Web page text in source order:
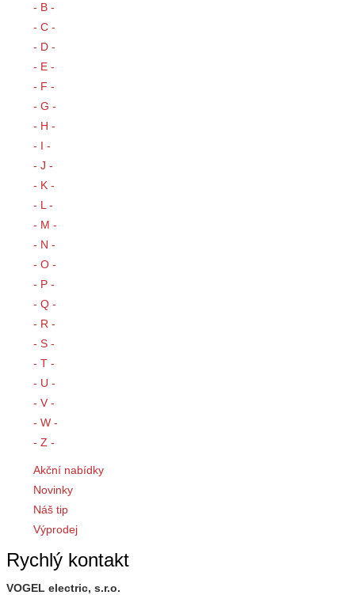
- B -
- C -
- D -
- E -
- F -
- G -
- H -
- I -
- J -
- K -
- L -
- M -
- N -
- O -
- P -
- Q -
- R -
- S -
- T -
- U -
- V -
- W -
- Z -
Akční nabídky
Novinky
Náš tip
Výprodej
Rychlý kontakt
VOGEL electric, s.r.o.